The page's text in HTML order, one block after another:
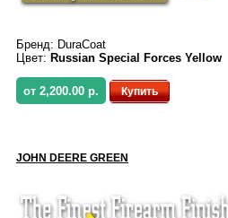
Бренд: DuraCoat
Цвет: Russian Special Forces Yellow
от 2,200.00 р. Купить
JOHN DEERE GREEN